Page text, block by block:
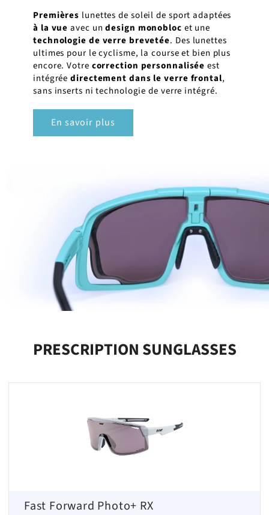
Premières lunettes de soleil de sport adaptées
à la vueavec undesign monobloc et une
technologie de verre brevetée. Des lunettes
ultimes pour le cyclisme, la course et bien plus
encore. Votre correction personnaliséeest
intégréedirectement dans le verre frontal,
sans inserts ni technologie de verre intégré.
En savoir plus
PRESCRIPTION SUNGLASSES
Fast Forward Photo+ RX